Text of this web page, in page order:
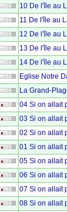
10 De l'île au
11 De l'île au
12 De l'île au
13 De l'île au
14 De l'île au
Eglise Notre
La Grand-
04 Si on allait
03 Si on allait
02 Si on allait
01 Si on allait
05 Si on allait
06 Si on allait
07 Si on allait
08 Si on allait